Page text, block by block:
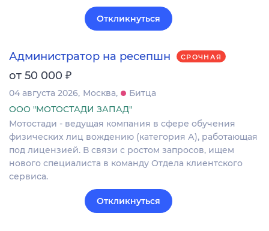
Откликнуться
Администратор на ресепшн СРОЧНАЯ
от 50 000 ₽
04 августа 2026 Москва
Битца
ООО "МОТОСТАДИ ЗАПАД"
Мотостади - ведущая компания в сфере обучения
физических лиц вождению (категория А), работающая
под лицензией. В связи с ростом запросов, ищем
нового специалиста в команду Отдела клиентского
сервиса.
Откликнуться